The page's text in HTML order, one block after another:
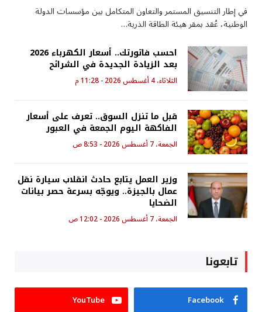
في إطار التنسيق المستمر والتعاون المتكامل بين مؤسسات الدولة
الوطنية، عُقد بمقر هيئة الطاقة الذرية…
احسب فاتورتك.. أسعار الكهرباء 2026
بعد الزيادة الجديدة في الشرائح
الثلاثاء، 4 أغسطس 2026 - 11:28 م
قبل ما تنزل السوق.. تعرف على أسعار
الفاكهة اليوم الجمعة في العبور
الجمعة، 7 أغسطس 2026 - 8:53 ص
وزير العمل يتابع حادث انقلاب سيارة نقل
عمال بالجيزة.. ويوجّه بسرعة حصر بيانات
الضحايا
الجمعة، 7 أغسطس 2026 - 12:02 ص
تابعونا
Facebook
YouTube